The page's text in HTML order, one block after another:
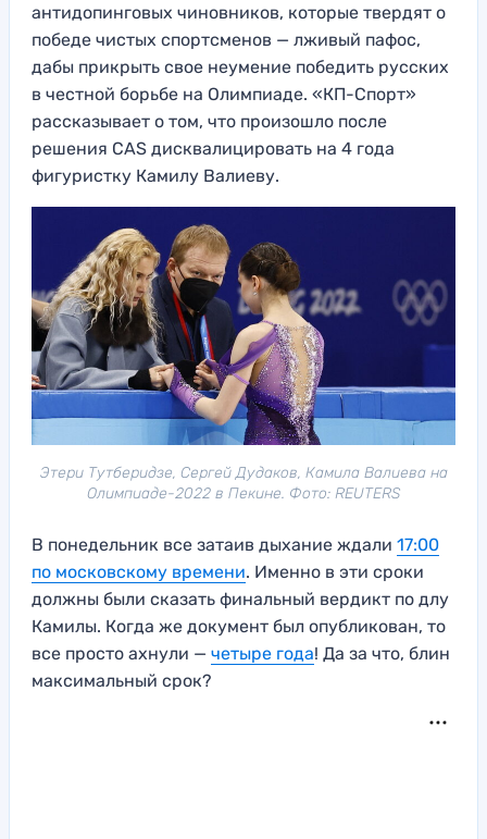
антидопинговых чиновников, которые твердят о
победе чистых спортсменов — лживый пафос,
дабы прикрыть свое неумение победить русских
в честной борьбе на Олимпиаде. «КП-Спорт»
рассказывает о том, что произошло после
решения CAS дисквалицировать на 4 года
фигуристку Камилу Валиеву.
Этери Тутберидзе, Сергей Дудаков, Камила Валиева на
Олимпиаде-2022 в Пекине. Фото: REUTERS
В понедельник все затаив дыхание ждали 17:00
по московскому времени. Именно в эти сроки
должны были сказать финальный вердикт по длу
Камилы. Когда же документ был опубликован, то
все просто ахнули — четыре года! Да за что, блин
максимальный срок?